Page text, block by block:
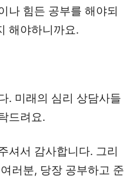
나 힘든 공부를 해야되
해야하니까요.
. 미래의 심리 상담사들
드려요.
셔서 감사합니다. 그리
러분, 당장 공부하고 준